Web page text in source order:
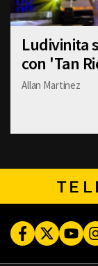
Ludivinita
con 'Tan
Allan Martinez
FacebookTwitter